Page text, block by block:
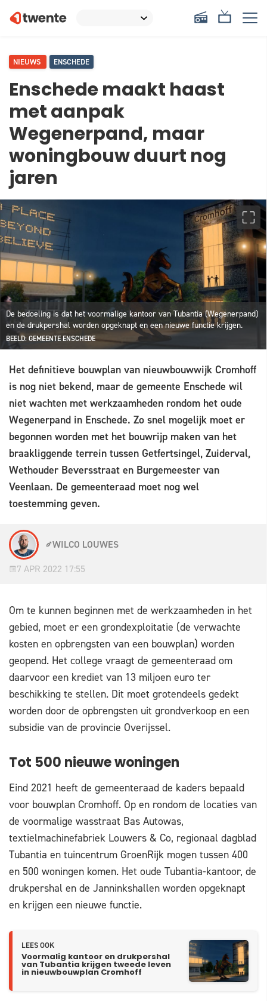
NIEUWS ENSCHEDE
Enschede maakt haast
met aanpak
Wegenerpand, maar
woningbouw duurt nog
jaren
De bedoeling is dat het voormalige kantoor van Tubantia (Wegenerpand)
en de drukpershal worden opgeknapt en een nieuwe functie krijgen.
BEELD: GEMEENTE ENSCHEDE
Het definitieve bouwplan van nieuwbouwwijk Cromhoff
is nog niet bekend, maar de gemeente Enschede wil
niet wachten met werkzaamheden rondom het oude
Wegenerpand in Enschede. Zo snel mogelijk moet er
begonnen worden met het bouwrijp maken van het
braakliggende terrein tussen Getfertsingel, Zuiderval,
Wethouder Beversstraat en Burgemeester van
Veenlaan. De gemeenteraad moet nog wel
toestemming geven.
WILCO LOUWES
7 APR 2022 17:55
Om te kunnen beginnen met de werkzaamheden in het
gebied, moet er een grondexploitatie (de verwachte
kosten en opbrengsten van een bouwplan) worden
geopend. Het college vraagt de gemeenteraad om
daarvoor een krediet van 13 miljoen euro ter
beschikking te stellen. Dit moet grotendeels gedekt
worden door de opbrengsten uit grondverkoop en een
subsidie van de provincie Overijssel.
Tot 500 nieuwe woningen
Eind 2021 heeft de gemeenteraad de kaders bepaald
voor bouwplan Cromhoff. Op en rondom de locaties van
de voormalige wasstraat Bas Autowas,
textielmachinefabriek Louwers & Co, regionaal dagblad
Tubantia en tuincentrum GroenRijk mogen tussen 400
en 500 woningen komen. Het oude Tubantia-kantoor, de
drukpershal en de Janninkshallen worden opgeknapt
en krijgen een nieuwe functie.
LEES OOK
Voormalig kantoor en drukpershal
van Tubantia krijgen tweede leven
in nieuwbouwplan Cromhoff